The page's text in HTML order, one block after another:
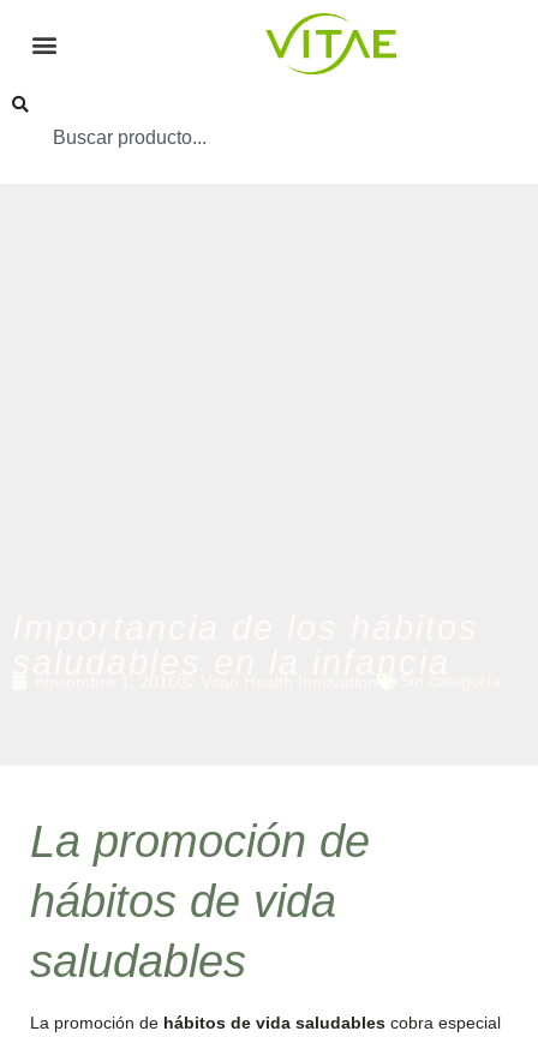
La promoción de
hábitos de vida
saludables
La promoción de hábitos de vida saludables cobra especial